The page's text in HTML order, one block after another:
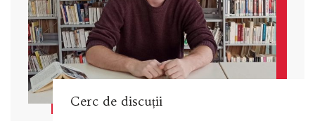
Cerc de discuții